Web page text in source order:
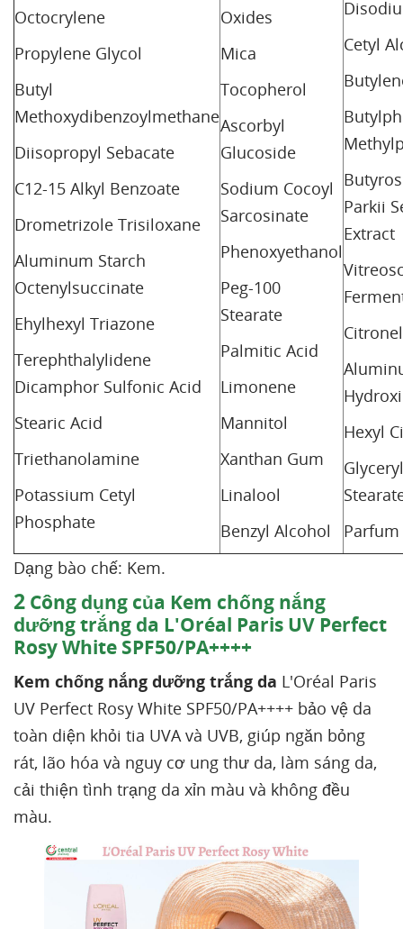
Octocrylene
Propylene Glycol
Butyl
Methoxydibenzoylmethane
Diisopropyl Sebacate
C12-15 Alkyl Benzoate
Drometrizole Trisiloxane
Aluminum Starch
Octenylsuccinate
Ehylhexyl Triazone
Terephthalylidene
Dicamphor Sulfonic Acid
Stearic Acid
Triethanolamine
Potassium Cetyl
Phosphate
Oxides
Mica
Tocopherol
Ascorbyl
Glucoside
Sodium Cocoyl
Sarcosinate
Phenoxyethanol
Peg-100
Stearate
Palmitic Acid
Limonene
Mannitol
Xanthan Gum
Linalool
Benzyl Alcohol
Cetyl
Parkii
Extract
Hexyl
Glyceryl
Parfum
Dạng bào chế: Kem.
2 Công dụng của Kem chống nắng
dưỡng trắng da L'Oréal Paris UV Perfect
Rosy White SPF50/PA++++
Kem chống nắng dưỡng trắng da L'Oréal Paris
UV Perfect Rosy White SPF50/PA++++ bảo vệ da
toàn diện khỏi tia UVA và UVB, giúp ngăn bỏng
rát, lão hóa và nguy cơ ung thư da, làm sáng da,
cải thiện tình trạng da xỉn màu và không đều
màu.